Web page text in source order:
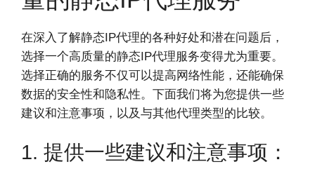
在深入了解静态IP代理的各种好处和潜在问题后，
选择一个高质量的静态IP代理服务变得尤为重要。
选择正确的服务不仅可以提高网络性能，还能确保
数据的安全性和隐私性。下面我们将为您提供一些
建议和注意事项，以及与其他代理类型的比较。
1. 提供一些建议和注意事项：